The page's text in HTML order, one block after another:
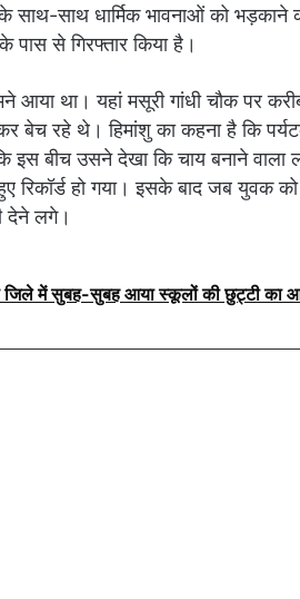
साथ धार्मिक भावनाओं को भड़काने
पास से गिरफ्तार किया है।
आया था। यहां मसूरी गांधी चौक पर
बेच रहे थे। हिमांशु का कहना है कि
बीच उसने देखा कि चाय बनाने वाला
रिकॉर्ड हो गया। इसके बाद जब युवक
देने लगे।
जिले में सुबह-सुबह आया स्कूलों की छुट्टी का